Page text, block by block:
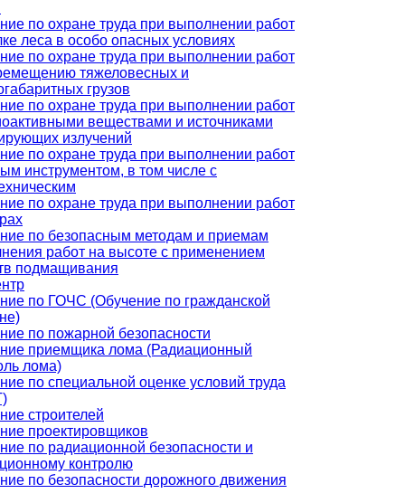
по охране труда при выполнении работ
леса в особо опасных условиях
по охране труда при выполнении работ
тяжеловесных и
грузов
по охране труда при выполнении работ
веществами и источниками
излучений
по охране труда при выполнении работ
инструментом, в том числе с
по охране труда при выполнении работ
по безопасным методам и приемам
работ на высоте с применением
подмащивания
по ГОЧС (Обучение по гражданской
по пожарной безопасности
приемщика лома (Радиационный
лома)
по специальной оценке условий труда
строителей
проектировщиков
по радиационной безопасности и
контролю
по безопасности дорожного движения